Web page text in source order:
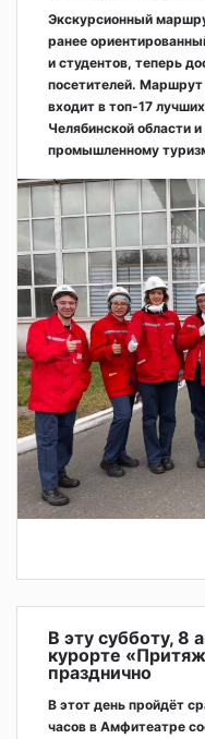
Экскурсионный
ранее
и студентов, теперь
посетителей.
входит в топ-17
Челябинской области
промышленному
В эту субботу, 8
курорте
празднично
В этот день пройдёт
часов в Амфитеатре